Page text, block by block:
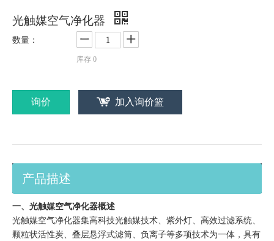
光触媒空气净化器
数量：
库存 0
询价 加入询价篮
产品描述
一、光触媒空气净化器概述
光触媒空气净化器集高科技光触媒技术、紫外灯、高效过滤系统、
颗粒状活性炭、叠层悬浮式滤筒、负离子等多项技术为一体，具有